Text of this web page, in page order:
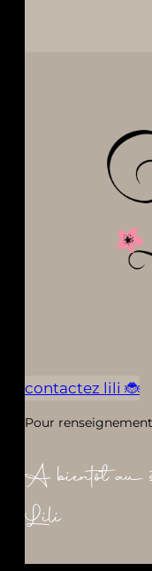
contactez lili 🐞
Pour
A bientôt au
Lili